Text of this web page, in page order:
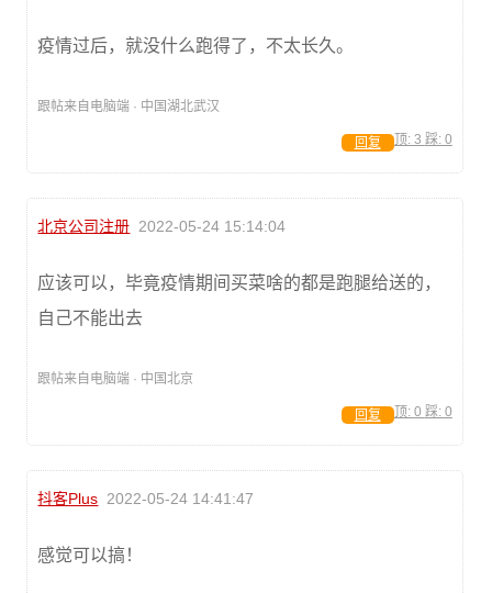
疫情过后，就没什么跑得了，不太长久。
跟帖来自电脑端 · 中国湖北武汉
顶: 3 踩: 0
回复
北京公司注册 2022-05-24 15:14:04
应该可以，毕竟疫情期间买菜啥的都是跑腿给送的，
自己不能出去
跟帖来自电脑端 · 中国北京
顶: 0 踩: 0
回复
抖客Plus 2022-05-24 14:41:47
感觉可以搞！